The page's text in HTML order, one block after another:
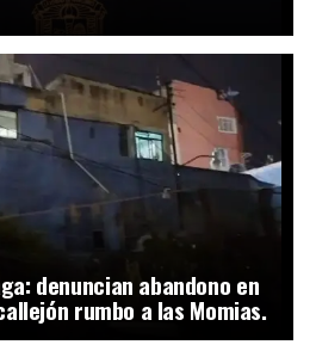
denuncian abandono en
rumbo a las Momias.